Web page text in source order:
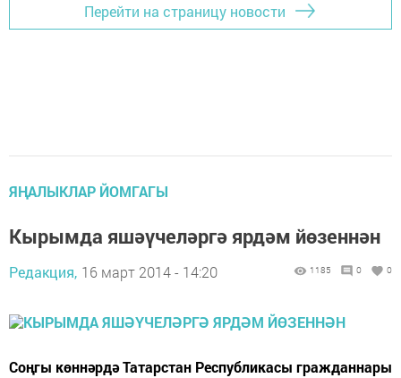
Перейти на страницу новости
ЯҢАЛЫКЛАР ЙОМГАГЫ
Кырымда яшәүчеләргә ярдәм йөзеннән
Редакция, 16 март 2014 - 14:20 1185 0 0
Соңгы көннәрдә Татарстан Республикасы гражданнары